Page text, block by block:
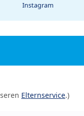
Instagram
Elternservice.)